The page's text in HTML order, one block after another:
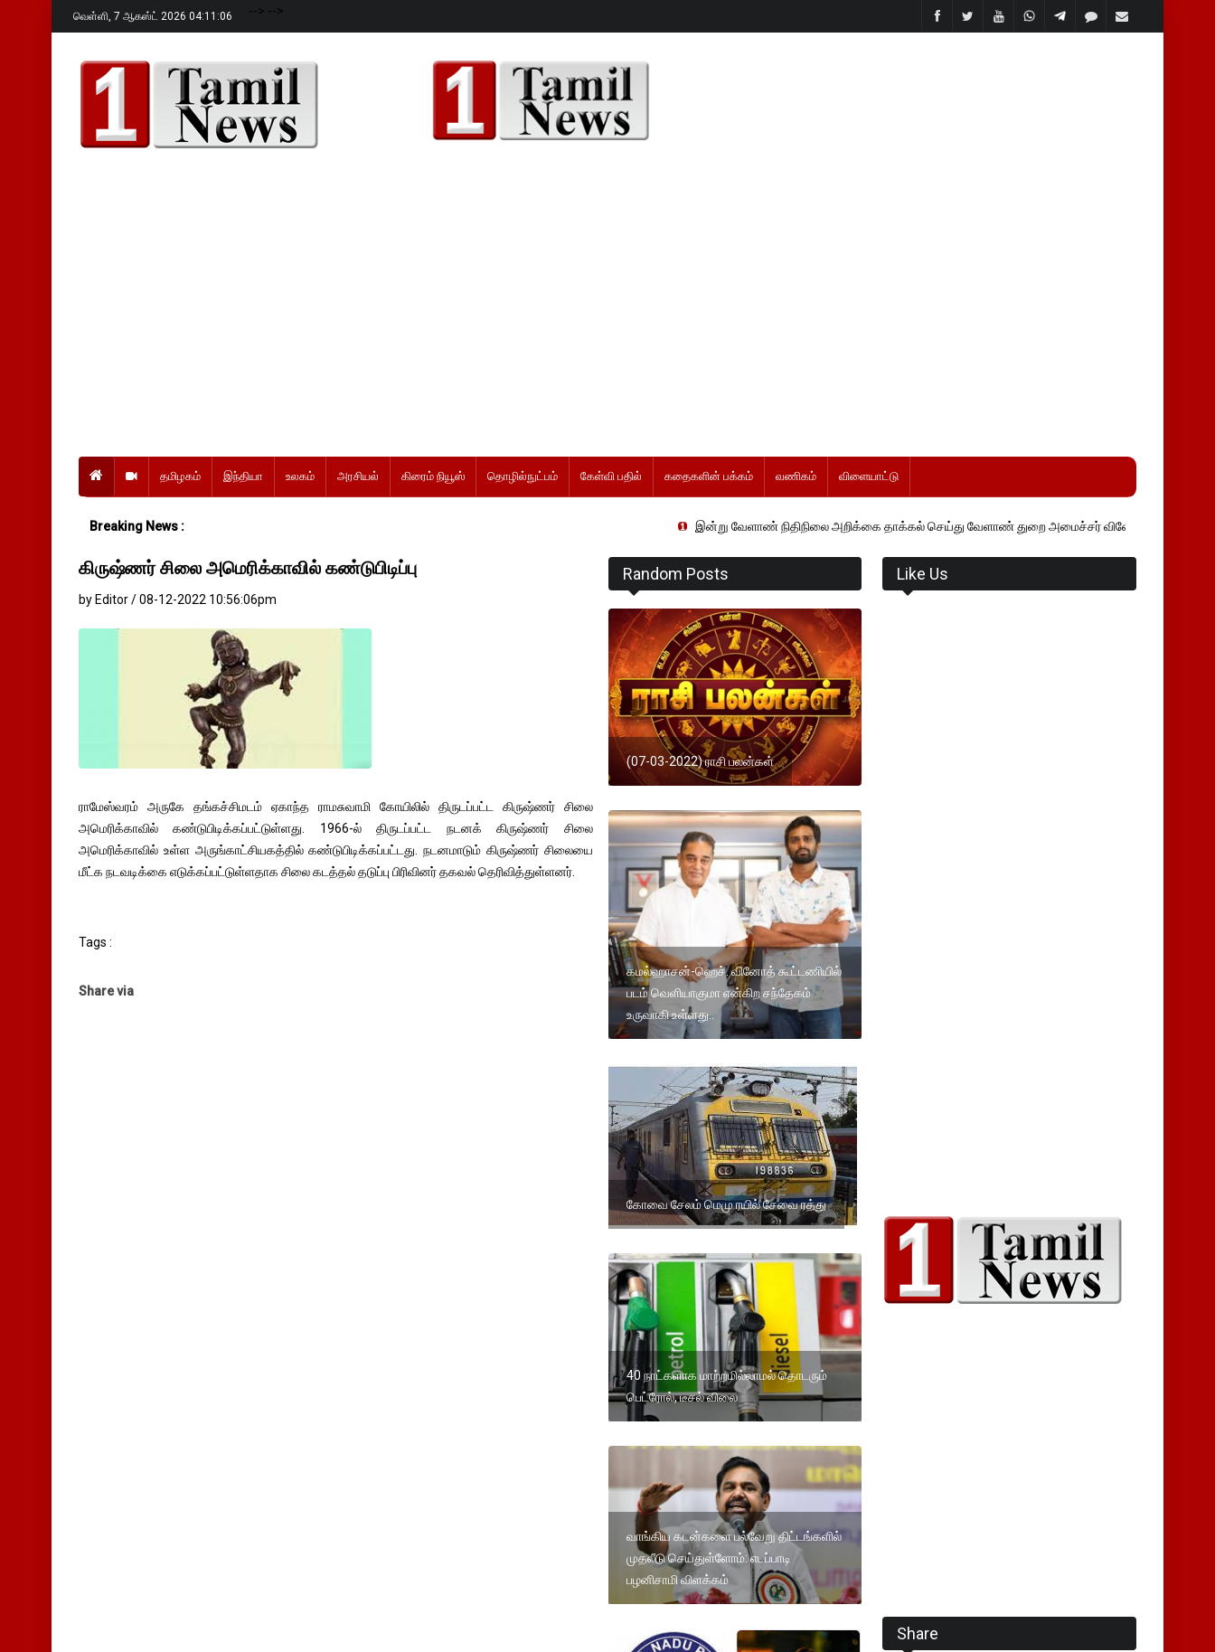
வெள்ளி, 7 ஆகஸ்ட் 2026 04:11:08 --> -->
தமிழகம் இந்தியா உலகம் அரசியல் கிரைம் நியூஸ் தொழில்நுட்பம் கேள்வி பதில் கதைகளின் பக்கம் வணிகம் விளையாட்டு
Breaking News : இன்று வேளாண் நிதிநிலை அறிக்கை தாக்கல் செய்து வேளாண் துறை அமைச்சர் வினோத் வாசித்து வருகிறார். �.
கிருஷ்ணர் சிலை அமெரிக்காவில் கண்டுபிடிப்பு
by Editor / 08-12-2022 10:56:06pm
ராமேஸ்வரம் அருகே தங்கச்சிமடம் ஏகாந்த ராமசுவாமி கோயிலில் திருடப்பட்ட கிருஷ்ணர் சிலை
அமெரிக்காவில் கண்டுபிடிக்கப்பட்டுள்ளது. 1966-ல் திருடப்பட்ட நடனக் கிருஷ்ணர் சிலை
அமெரிக்காவில் உள்ள அருங்காட்சியகத்தில் கண்டுபிடிக்கப்பட்டது. நடனமாடும் கிருஷ்ணர் சிலையை
மீட்க நடவடிக்கை எடுக்கப்பட்டுள்ளதாக சிலை கடத்தல் தடுப்பு பிரிவினர் தகவல் தெரிவித்துள்ளனர்.
Tags :
Share via
Random Posts
(07-03-2022) ராசி பலன்கள்
கமல்ஹாசன்-ஹெச். வினோத் கூட்டணியில்
படம் வெளியாகுமா என்கிற சந்தேகம்
உருவாகி உள்ளது..
கோவை சேலம் மெமு ரயில் சேவை ரத்து
40 நாட்களாக மாற்றமில்லாமல் தொடரும்
பெட்ரோல், டீசல் விலை
வாங்கிய கடன்களை பல்வேறு திட்டங்களில்
முதலீடு செய்துள்ளோம்: எடப்பாடி
பழனிசாமி விளக்கம்
Like Us
Share